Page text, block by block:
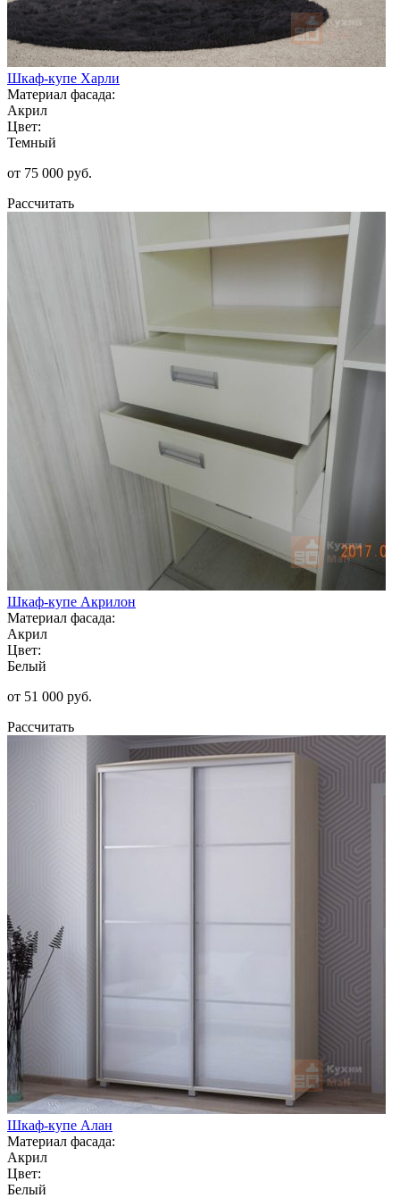
Шкаф-купе Харли
Материал фасада:
Акрил
Цвет:
Темный
от 75 000 руб.
Рассчитать
Шкаф-купе Акрилон
Материал фасада:
Акрил
Цвет:
Белый
от 51 000 руб.
Рассчитать
Шкаф-купе Алан
Материал фасада:
Акрил
Цвет:
Белый